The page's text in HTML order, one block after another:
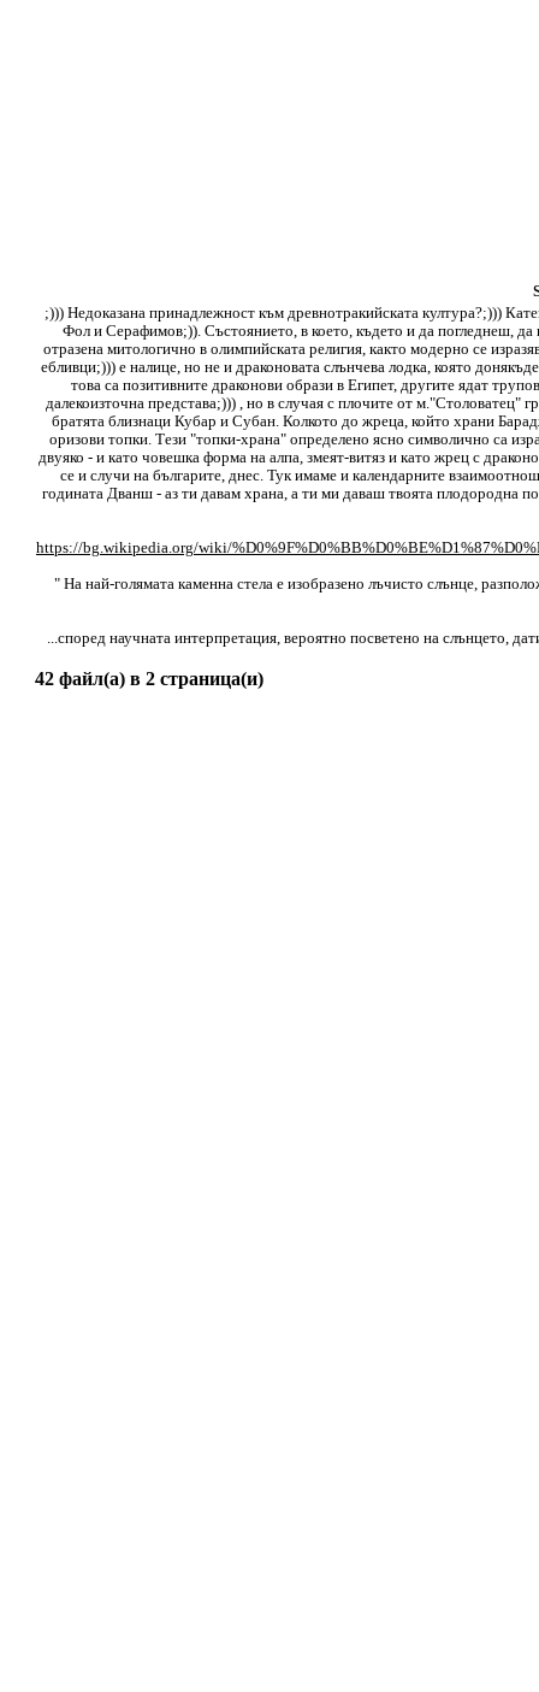
;))) Недоказана принадлежност към древнотракийската култура?;)))
Фол и Серафимов;)). Състоянието, в което, където и да погледнеш,
отразена митологично в олимпийската религия, както модерно се
ебливци;))) е налице, но не и драконовата слънчева лодка, която
това са позитивните драконови образи в Египет, другите ядат
далекоизточна представа;))) , но в случая с плочите от м."Столоватец"
братята близнаци Кубар и Субан. Колкото до жреца, който храни
оризови топки. Тези "топки-храна" определено ясно символично са
двуяко - и като човешка форма на алпа, змеят-витяз и като жрец с
се и случи на българите, днес. Тук имаме и календарните
годината Дванш - аз ти давам храна, а ти ми даваш твоята плодородна
https://bg.wikipedia.org/wiki/
" На най-голямата каменна стела е изобразено лъчисто слънце,
...според научната интерпретация, вероятно посветено на слънцето,
42 файл(а) в 2 страница(и)